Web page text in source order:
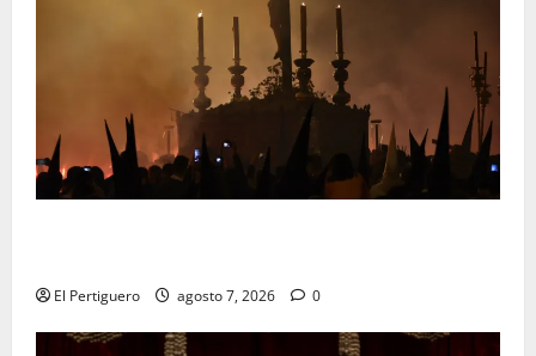
El Pertiguero agosto 7, 2026 0